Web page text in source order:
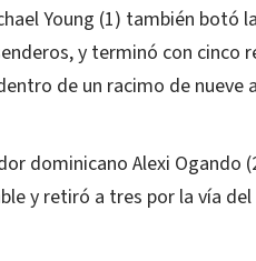
Young (1) también botó
y terminó con cinco
de un racimo de
dominicano Alexi
y retiró a tres por la vía del